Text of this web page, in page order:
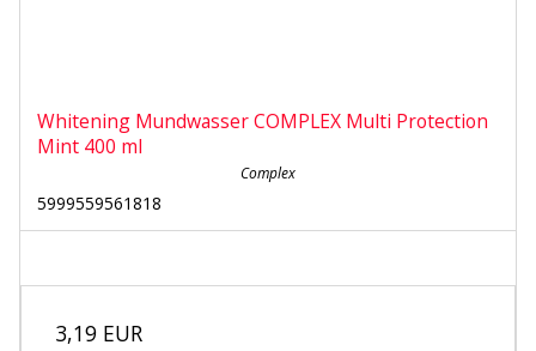
Whitening Mundwasser COMPLEX Multi Protection
Mint 400 ml
Complex
5999559561818
3,19 EUR